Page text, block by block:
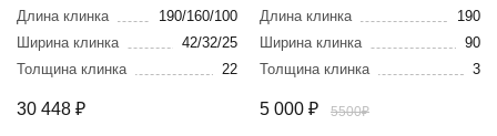
ножей из стали N690
Длина клинка
190/160/100
Ширина клинка
42/32/25
Толщина клинка
22
30 448 ₽
кованой стали 95Х18
Длина клинка
190
Ширина клинка
90
Толщина клинка
3
5 000 ₽ 5500₽